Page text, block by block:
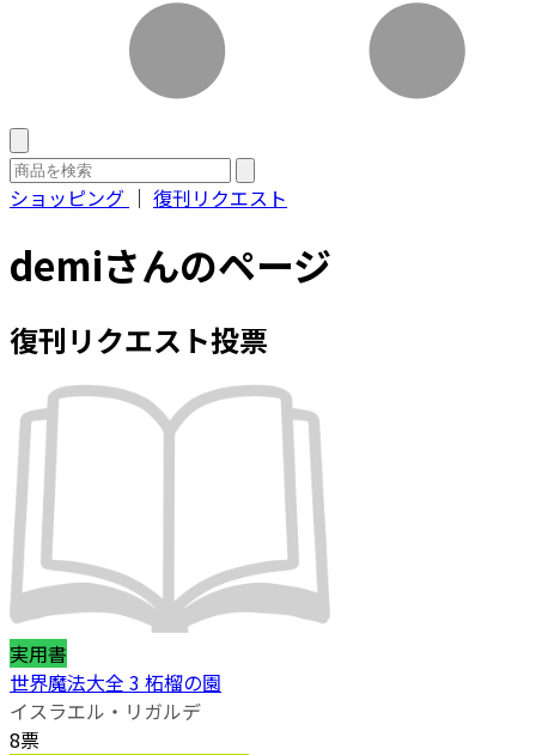
ショッピング ｜ 復刊リクエスト
demiさんのページ
復刊リクエスト投票
実用書
世界魔法大全 3 柘榴の園
イスラエル・リガルデ
8票